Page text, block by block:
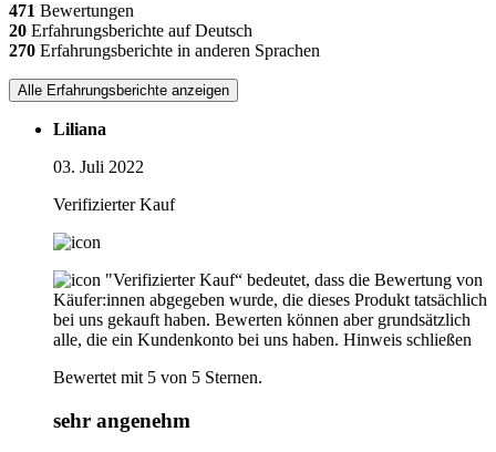
471 Bewertungen
20 Erfahrungsberichte auf Deutsch
270 Erfahrungsberichte in anderen Sprachen
Alle Erfahrungsberichte anzeigen
Liliana
03. Juli 2022
Verifizierter Kauf
"Verifizierter Kauf“ bedeutet, dass die Bewertung von
Käufer:innen abgegeben wurde, die dieses Produkt tatsächlich
bei uns gekauft haben. Bewerten können aber grundsätzlich
alle, die ein Kundenkonto bei uns haben. Hinweis schließen
Bewertet mit 5 von 5 Sternen.
sehr angenehm